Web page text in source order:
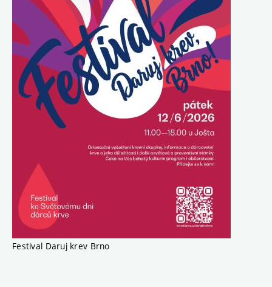
Festival Daruj krev Brno